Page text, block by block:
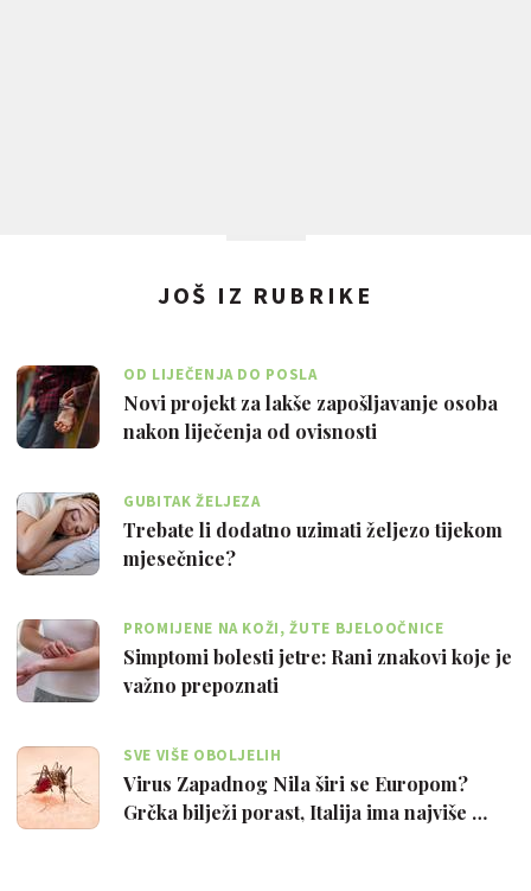
JOŠ IZ RUBRIKE
OD LIJEČENJA DO POSLA
Novi projekt za lakše zapošljavanje osoba
nakon liječenja od ovisnosti
GUBITAK ŽELJEZA
Trebate li dodatno uzimati željezo tijekom
mjesečnice?
PROMIJENE NA KOŽI, ŽUTE BJELOOČNICE
Simptomi bolesti jetre: Rani znakovi koje je
važno prepoznati
SVE VIŠE OBOLJELIH
Virus Zapadnog Nila širi se Europom?
Grčka bilježi porast, Italija ima najviše …